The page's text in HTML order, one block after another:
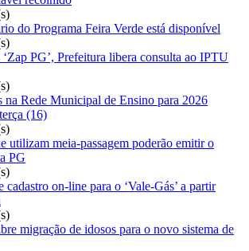
do Programa Feira Verde está disponível
PG’, Prefeitura libera consulta ao IPTU
na Rede Municipal de Ensino para 2026
(16)
utilizam meia-passagem poderão emitir o
PG
cadastro on-line para o ‘Vale-Gás’ a partir
migração de idosos para o novo sistema de